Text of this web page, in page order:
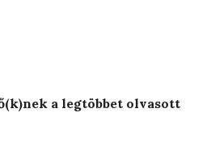
a legtöbbet olvasott